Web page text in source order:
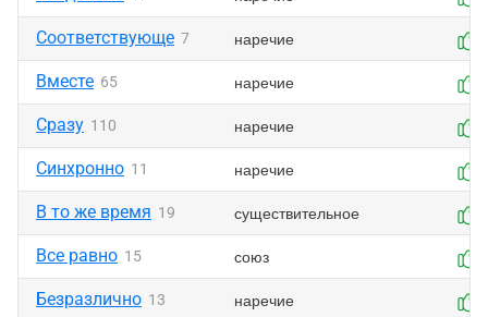
Соответствующе 7 наречие
Вместе 65 наречие
Сразу 110 наречие
Синхронно 11 наречие
В то же время 19 существительное
Все равно 15 союз
Безразлично 13 наречие